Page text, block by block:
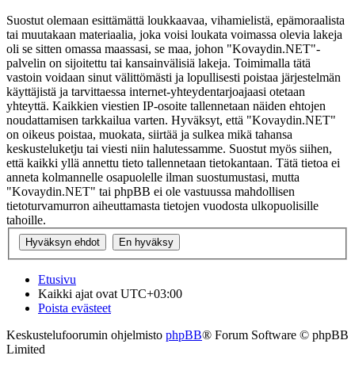
Suostut olemaan esittämättä loukkaavaa, vihamielistä, epämoraalista
tai muutakaan materiaalia, joka voisi loukata voimassa olevia lakeja
oli se sitten omassa maassasi, se maa, johon "Kovaydin.NET"-
palvelin on sijoitettu tai kansainvälisiä lakeja. Toimimalla tätä
vastoin voidaan sinut välittömästi ja lopullisesti poistaa järjestelmän
käyttäjistä ja tarvittaessa internet-yhteydentarjoajaasi otetaan
yhteyttä. Kaikkien viestien IP-osoite tallennetaan näiden ehtojen
noudattamisen tarkkailua varten. Hyväksyt, että "Kovaydin.NET"
on oikeus poistaa, muokata, siirtää ja sulkea mikä tahansa
keskusteluketju tai viesti niin halutessamme. Suostut myös siihen,
että kaikki yllä annettu tieto tallennetaan tietokantaan. Tätä tietoa ei
anneta kolmannelle osapuolelle ilman suostumustasi, mutta
"Kovaydin.NET" tai phpBB ei ole vastuussa mahdollisen
tietoturvamurron aiheuttamasta tietojen vuodosta ulkopuolisille
tahoille.
Etusivu
Kaikki ajat ovat UTC+03:00
Poista evästeet
Keskustelufoorumin ohjelmisto phpBB® Forum Software © phpBB
Limited